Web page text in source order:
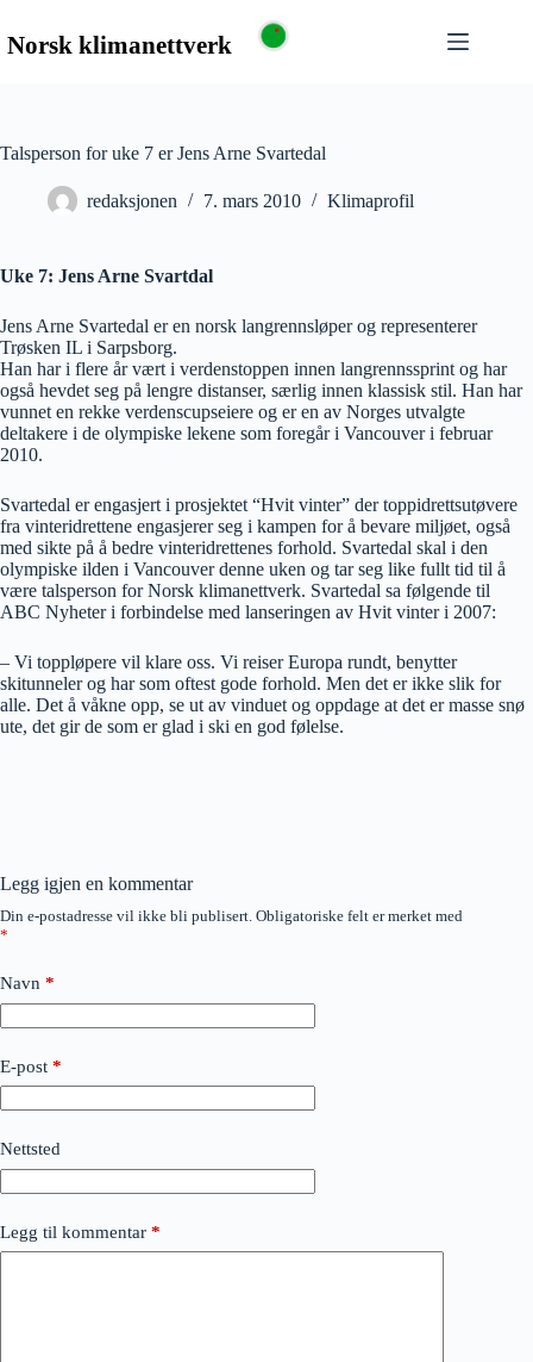
Talsperson for uke 7 er Jens Arne Svartedal
redaksjonen 7. mars 2010 Klimaprofil
Uke 7: Jens Arne Svartdal
Jens Arne Svartedal er en norsk langrennsløper og representerer
Trøsken IL i Sarpsborg.
Han har i flere år vært i verdenstoppen innen langrennssprint og har
også hevdet seg på lengre distanser, særlig innen klassisk stil. Han har
vunnet en rekke verdenscupseiere og er en av Norges utvalgte
deltakere i de olympiske lekene som foregår i Vancouver i februar
2010.
Svartedal er engasjert i prosjektet “Hvit vinter” der toppidrettsutøvere
fra vinteridrettene engasjerer seg i kampen for å bevare miljøet, også
med sikte på å bedre vinteridrettenes forhold. Svartedal skal i den
olympiske ilden i Vancouver denne uken og tar seg like fullt tid til å
være talsperson for Norsk klimanettverk. Svartedal sa følgende til
ABC Nyheter i forbindelse med lanseringen av Hvit vinter i 2007:
– Vi toppløpere vil klare oss. Vi reiser Europa rundt, benytter
skitunneler og har som oftest gode forhold. Men det er ikke slik for
alle. Det å våkne opp, se ut av vinduet og oppdage at det er masse snø
ute, det gir de som er glad i ski en god følelse.
Legg igjen en kommentar
Din e-postadresse vil ikke bli publisert. Obligatoriske felt er merket med
*
Navn *
E-post *
Nettsted
Legg til kommentar *